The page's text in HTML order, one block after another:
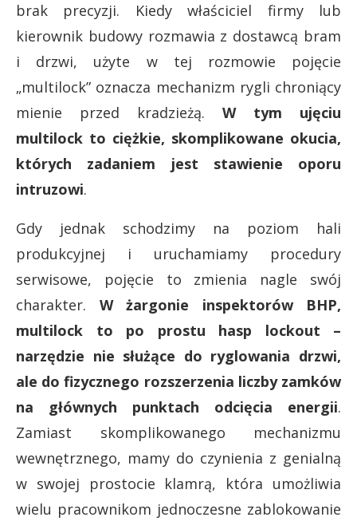
brak precyzji. Kiedy właściciel firmy lub
kierownik budowy rozmawia z dostawcą bram
i drzwi, użyte w tej rozmowie pojęcie
„multilock” oznacza mechanizm rygli chroniący
mienie przed kradzieżą. W tym ujęciu
multilock to ciężkie, skomplikowane okucia,
których zadaniem jest stawienie oporu
intruzowi.
Gdy jednak schodzimy na poziom hali
produkcyjnej i uruchamiamy procedury
serwisowe, pojęcie to zmienia nagle swój
charakter. W żargonie inspektorów BHP,
multilock to po prostu hasp lockout –
narzędzie nie służące do ryglowania drzwi,
ale do fizycznego rozszerzenia liczby zamków
na głównych punktach odcięcia energii.
Zamiast skomplikowanego mechanizmu
wewnętrznego, mamy do czynienia z genialną
w swojej prostocie klamrą, która umożliwia
wielu pracownikom jednoczesne zablokowanie